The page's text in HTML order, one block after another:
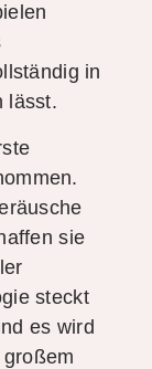
in
lässt.
sie
steckt
es wird